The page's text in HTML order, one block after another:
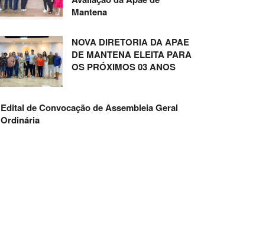
Mantena
NOVA DIRETORIA DA APAE
DE MANTENA ELEITA PARA
OS PRÓXIMOS 03 ANOS
Edital de Convocação de Assembleia Geral
Ordinária